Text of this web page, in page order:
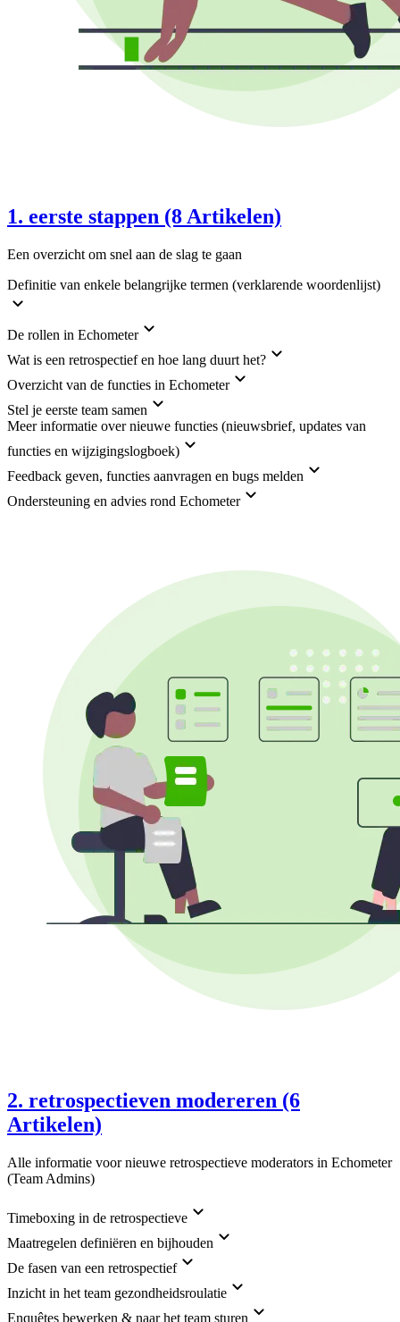
1. eerste stappen (8 Artikelen)
Een overzicht om snel aan de slag te gaan
Definitie van enkele belangrijke termen (verklarende woordenlijst)
De rollen in Echometer
Wat is een retrospectief en hoe lang duurt het?
Overzicht van de functies in Echometer
Stel je eerste team samen
Meer informatie over nieuwe functies (nieuwsbrief, updates van
functies en wijzigingslogboek)
Feedback geven, functies aanvragen en bugs melden
Ondersteuning en advies rond Echometer
2. retrospectieven modereren (6
Artikelen)
Alle informatie voor nieuwe retrospectieve moderators in Echometer
(Team Admins)
Timeboxing in de retrospectieve
Maatregelen definiëren en bijhouden
De fasen van een retrospectief
Inzicht in het team gezondheidsroulatie
Enquêtes bewerken & naar het team sturen